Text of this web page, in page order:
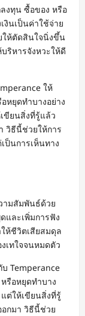
ลงทุน ซื้อของ หรือ
งินเป็นค่าใช้จ่าย
ให้ตัดสินใจนิ่งขึ้น
ริหารจังหวะให้ดี
ให้
หยุดทำบางอย่าง
ขียนสิ่งที่รู้แล้ว
วิธีนี้ช่วยให้การ
ป็นการเห็นทาง
ามสัมพันธ์ด้วย
และเพิ่มการฟัง
ห้ชีวิตเสียสมดุล
เทใจจนหมดตัว
Temperance
รือหยุดทำบาง
ต่ให้เขียนสิ่งที่รู้
อกมา วิธีนี้ช่วย